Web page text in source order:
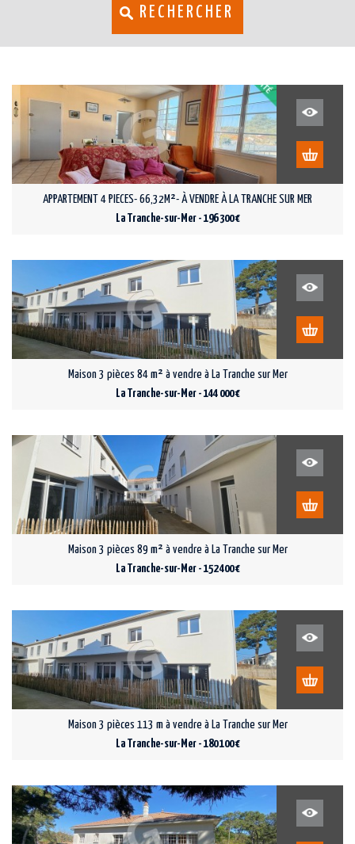
RECHERCHER
APPARTEMENT 4 PIECES- 66,32M²- À VENDRE À LA TRANCHE SUR MER
La Tranche-sur-Mer - 196 300 €
Maison 3 pièces 84 m² à vendre à La Tranche sur Mer
La Tranche-sur-Mer - 144 000 €
Maison 3 pièces 89 m² à vendre à La Tranche sur Mer
La Tranche-sur-Mer - 152 400 €
Maison 3 pièces 113 m à vendre à La Tranche sur Mer
La Tranche-sur-Mer - 180 100 €